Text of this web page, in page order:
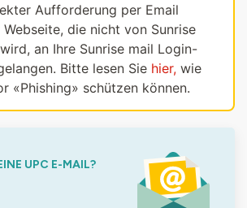
Aufforderung per Email
die nicht von Sunrise
an Ihre Sunrise mail Login-
Bitte lesen Sie hier, wie
«Phishing» schützen können.
UPC E-MAIL?